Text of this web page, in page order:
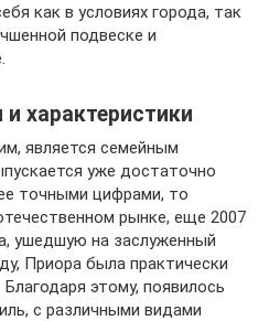
как в условиях города, так
подвеске и
характеристики
является семейным
уже достаточно
точными цифрами, то
рынке, еще 2007
ушедшую на заслуженный
Приора была практически
этому, появилось
с различными видами